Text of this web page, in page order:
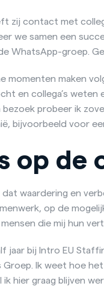
zij contact met
we samen een
WhatsApp-groep.
momenten maken
en collega’s weten
bezoek probeer ik
bijvoorbeeld voor
op de
dat waardering en
op de
die mij hun
jaar bij Intro EU
Groep. Ik weet hoe
ik hier graag blijven